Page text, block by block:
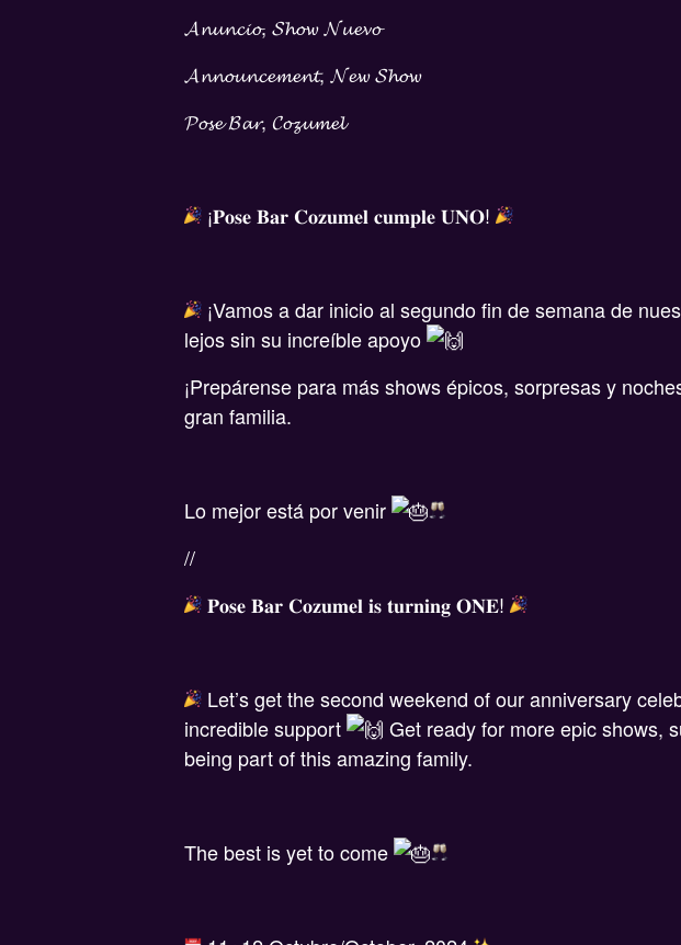
𝓐𝓷𝓾𝓷𝓬𝓲𝓸, 𝓢𝓱𝓸𝔀 𝓝𝓾𝓮𝓿𝓸
𝓐𝓷𝓷𝓸𝓾𝓷𝓬𝓮𝓶𝓮𝓷𝓽, 𝓝𝓮𝔀 𝓢𝓱𝓸𝔀
𝓟𝓸𝓼𝓮 𝓑𝓪𝓻, 𝓒𝓸𝔃𝓾𝓶𝓮𝓵
¡𝐏𝐨𝐬𝐞 𝐁𝐚𝐫 𝐂𝐨𝐳𝐮𝐦𝐞𝐥 𝐜𝐮𝐦𝐩𝐥𝐞 𝐔𝐍𝐎!
¡Vamos a dar inicio al segundo fin de semana de
lejos sin su increíble apoyo
¡Prepárense para más shows épicos, sorpresas y
gran familia.
Lo mejor está por venir
//
𝐏𝐨𝐬𝐞 𝐁𝐚𝐫 𝐂𝐨𝐳𝐮𝐦𝐞𝐥 𝐢𝐬 𝐭𝐮𝐫𝐧𝐢𝐧𝐠 𝐎𝐍𝐄!
Let’s get the second weekend of our anniversary
incredible support
Get ready for more epic shows,
being part of this amazing family.
The best is yet to come